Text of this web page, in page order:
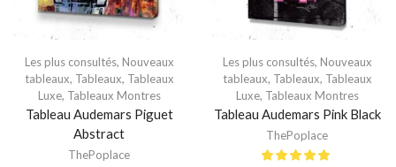
Les plus consultés, Nouveaux
tableaux, Tableaux, Tableaux
Luxe, Tableaux Montres
Tableau Audemars Piguet
Abstract
ThePoplace
Les plus consultés, Nouveaux
tableaux, Tableaux, Tableaux
Luxe, Tableaux Montres
Tableau Audemars Pink Black
ThePoplace